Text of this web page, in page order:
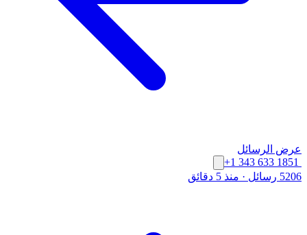
عرض الرسائل
+1 343 633 1851
5206 رسائل
· منذ 5 دقائق